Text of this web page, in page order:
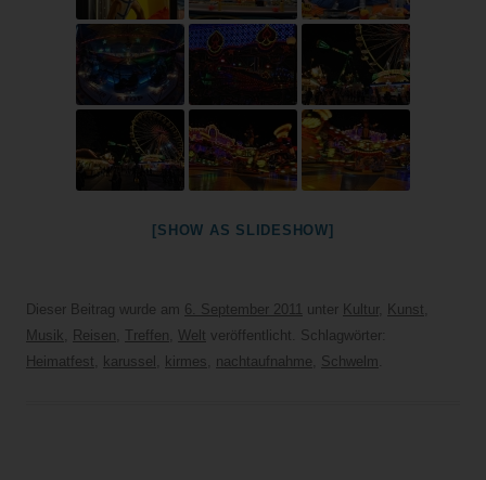
[SHOW AS SLIDESHOW]
Dieser Beitrag wurde am 6. September 2011 unter Kultur, Kunst
Musik
Reisen Treffen Welt veröffentlicht. Schlagwörter:
Heimatfest
karussel kirmes nachtaufnahme Schwelm